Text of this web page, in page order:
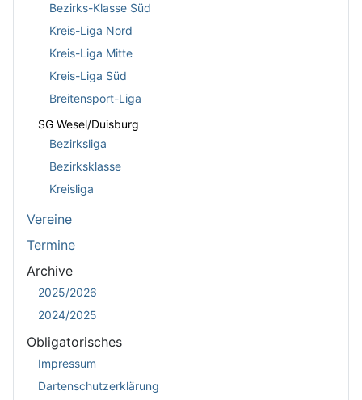
Bezirks-Klasse Süd
Kreis-Liga Nord
Kreis-Liga Mitte
Kreis-Liga Süd
Breitensport-Liga
SG Wesel/Duisburg
Bezirksliga
Bezirksklasse
Kreisliga
Vereine
Termine
Archive
2025/2026
2024/2025
Obligatorisches
Impressum
Dartenschutzerklärung